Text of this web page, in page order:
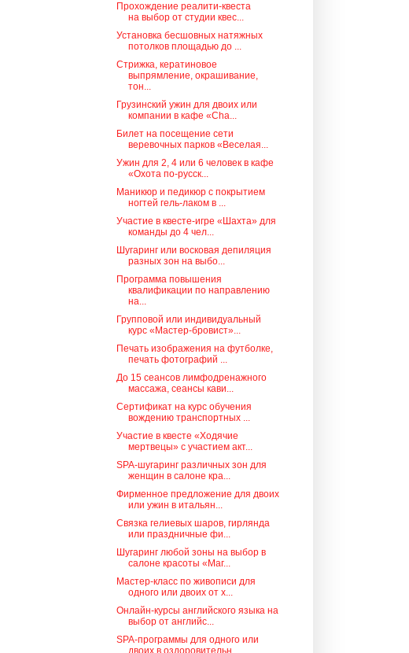
Прохождение реалити-квеста
на выбор от студии квес...
Установка бесшовных натяжных
потолков площадью до ...
Стрижка, кератиновое
выпрямление, окрашивание,
тон...
Грузинский ужин для двоих или
компании в кафе «Cha...
Билет на посещение сети
веревочных парков «Веселая...
Ужин для 2, 4 или 6 человек в кафе
«Охота по-русск...
Маникюр и педикюр с покрытием
ногтей гель-лаком в ...
Участие в квесте-игре «Шахта» для
команды до 4 чел...
Шугаринг или восковая депиляция
разных зон на выбо...
Программа повышения
квалификации по направлению
на...
Групповой или индивидуальный
курс «Мастер-бровист»...
Печать изображения на футболке,
печать фотографий ...
До 15 сеансов лимфодренажного
массажа, сеансы кави...
Сертификат на курс обучения
вождению транспортных ...
Участие в квесте «Ходячие
мертвецы» с участием акт...
SPA-шугаринг различных зон для
женщин в салоне кра...
Фирменное предложение для двоих
или ужин в итальян...
Связка гелиевых шаров, гирлянда
или праздничные фи...
Шугаринг любой зоны на выбор в
салоне красоты «Маг...
Мастер-класс по живописи для
одного или двоих от х...
Онлайн-курсы английского языка на
выбор от английс...
SPA-программы для одного или
двоих в оздоровительн...